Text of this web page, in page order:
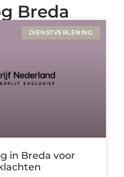
Breda
DIENSTVERLENING
in Breda voor